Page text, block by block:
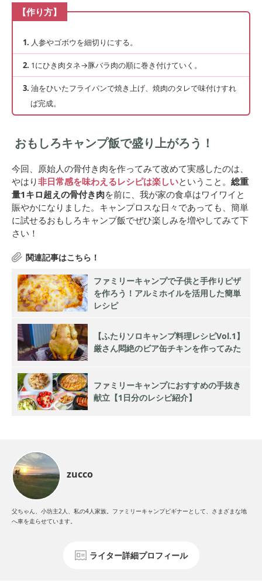
【作り方】
人参やゴボウを細切りにする。
1にひき肉タネ→豚バラ肉の順に巻き付けていく。
油をひいたフライパンで焼き上げ、焼肉のタレで味付けすれ
ば完成。
おもしろキャンプ飯で盛り上がろう！
今回、原始人の骨付き肉を作ってみて改めて実感したのは、
やはり非日常感を味わえるレシピは楽しいということ。 総重
量1キロ超えの骨付き肉を前に、我が家の食卓はワイワイと
賑やかになりました。キャンプロスな日々であっても、簡単
に試せるおもしろキャンプ飯でぜひ楽しみを増やしてみて下
さい！
ファミリーキャンプで子供と手作りピザ
を作ろう！アルミホイルを活用した簡単
レシピ
【ふたりソロキャンプ料理レシピVol.1】
厳さん悶絶のビア缶チキンを作ってみた
ファミリーキャンプにおすすめの手抜き
献立【1日分のレシピ紹介】
zucco
父ちゃん、小坊主2人、私の4人家族。ファミリーキャンプビギナーとして、さまざまな地
へ車を走らせています。
ライター詳細プロフィール